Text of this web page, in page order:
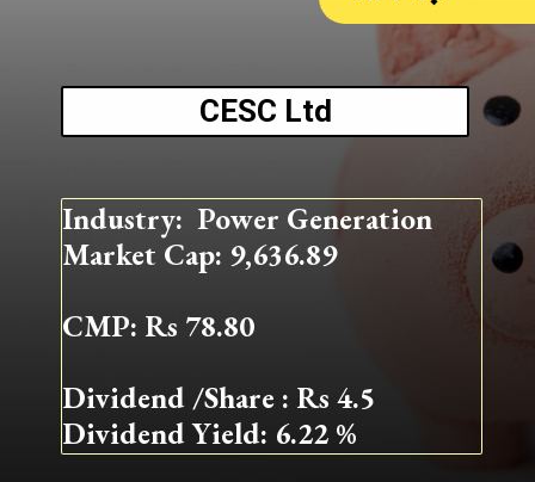
Industry: Power Generation
Market Cap: 9,636.89
CMP: Rs 78.80
Dividend /Share : Rs 4.5
Dividend Yield: 6.22 %
CESC Ltd